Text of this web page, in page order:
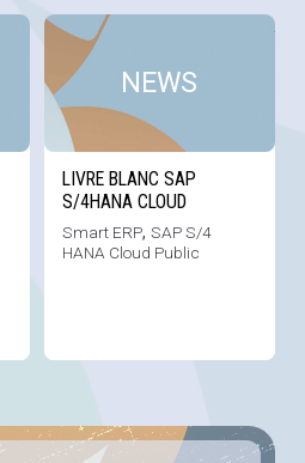
Voir cette news
NEWS
LIVRE BLANC SAP
S/4HANA CLOUD
Smart ERP,SAP S/4
HANA Cloud Public